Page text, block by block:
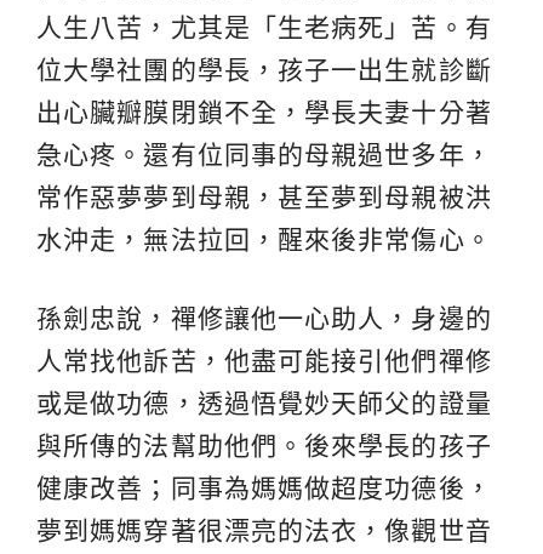
人生八苦，尤其是「生老病死」苦。有
位大學社團的學長，孩子一出生就診斷
出心臟瓣膜閉鎖不全，學長夫妻十分著
急心疼。還有位同事的母親過世多年，
常作惡夢夢到母親，甚至夢到母親被洪
水沖走，無法拉回，醒來後非常傷心。
孫劍忠說，禪修讓他一心助人，身邊的
人常找他訴苦，他盡可能接引他們禪修
或是做功德，透過悟覺妙天師父的證量
與所傳的法幫助他們。後來學長的孩子
健康改善；同事為媽媽做超度功德後，
夢到媽媽穿著很漂亮的法衣，像觀世音